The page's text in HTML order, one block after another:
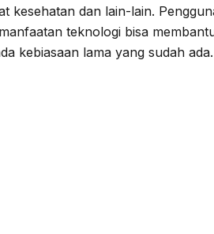
kesehatan dan lain-lain.
teknologi bisa
kebiasaan lama yang sudah ada.